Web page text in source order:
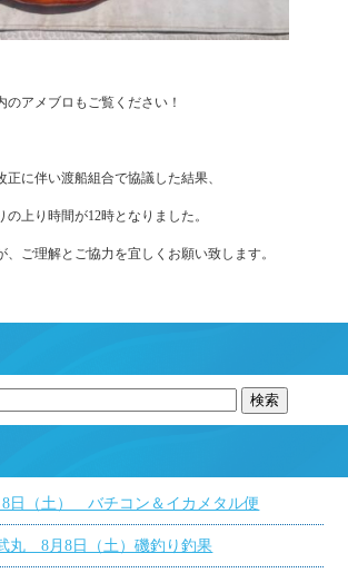
アメブロもご覧ください！
に伴い渡船組合で協議した結果、
上り時間が12時となりました。
、ご理解とご協力を宜しくお願い致します。
（土） バチコン＆イカメタル便
丸 8月8日（土）磯釣り釣果